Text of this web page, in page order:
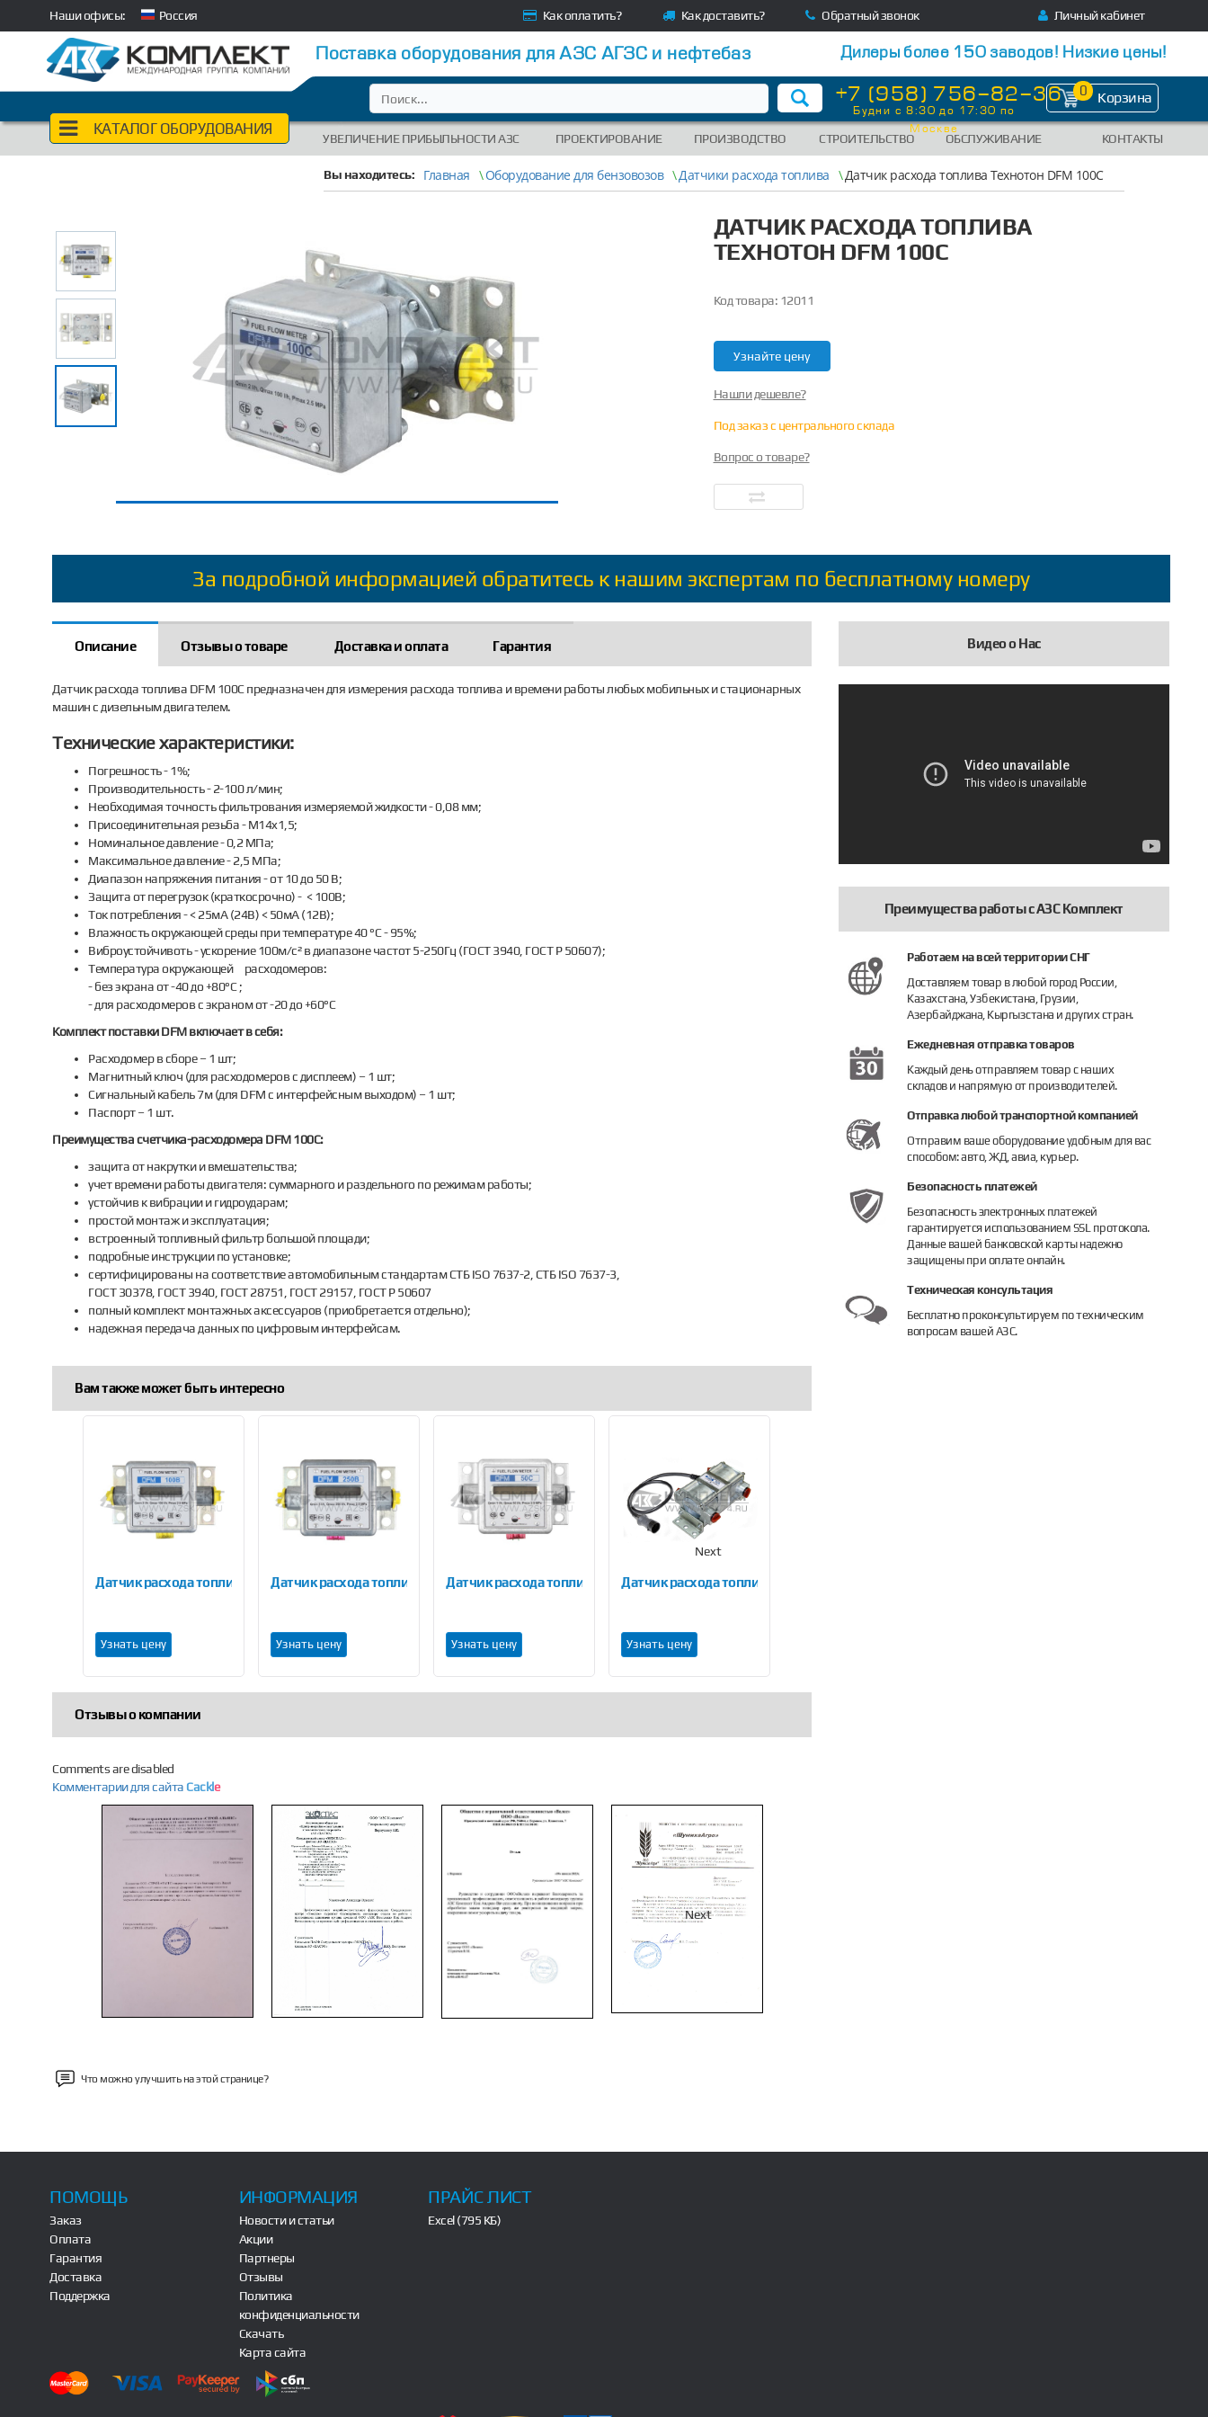
Наши офисы: Россия Как оплатить? Как доставить? Обратный звонок Личный кабинет
Поставка оборудования для АЗС АГЗС и нефтебаз Дилеры более 150 заводов! Низкие цены!
КАТАЛОГ ОБОРУДОВАНИЯ
+7 (958) 756-82-36
Будни с 8:30 до 17:30 по
Москве
0 Корзина
УВЕЛИЧЕНИЕ ПРИБЫЛЬНОСТИ АЗС ПРОЕКТИРОВАНИЕ ПРОИЗВОДСТВО СТРОИТЕЛЬСТВО ОБСЛУЖИВАНИЕ КОНТАКТЫ
Вы находитесь: Главная \Оборудование для бензовозов \Датчики расхода топлива \Датчик расхода топлива Технотон DFM 100C
ДАТЧИК РАСХОДА ТОПЛИВА
ТЕХНОТОН DFM 100C
Код товара: 12011
Узнайте цену
Нашли дешевле?
Под заказ с центрального склада
Вопрос о товаре?
За подробной информацией обратитесь к нашим экспертам по бесплатному номеру
Описание Отзывы о товаре Доставка и оплата Гарантия
Датчик расхода топлива DFM 100C предназначен для измерения расхода топлива и времени работы любых мобильных и стационарных
машин с дизельным двигателем.
Технические характеристики:
Погрешность - 1%;
Производительность - 2-100 л/мин;
Необходимая точность фильтрования измеряемой жидкости - 0,08 мм;
Присоединительная резьба - M14x1,5;
Номинальное давление - 0,2 МПа;
Максимальное давление - 2,5 МПа;
Диапазон напряжения питания - от 10 до 50 В;
Защита от перегрузок (краткосрочно) - < 100В;
Ток потребления - < 25мА (24В) < 50мА (12В);
Влажность окружающей среды при температуре 40 °С - 95%;
Виброустойчивоть - ускорение 100м/с² в диапазоне частот 5-250Гц (ГОСТ 3940, ГОСТ Р 50607);
Температура окружающей расходомеров:
- без экрана от -40 до +80°С ;
- для расходомеров с экраном от -20 до +60°С
Комплект поставки DFM включает в себя:
Расходомер в сборе – 1 шт;
Магнитный ключ (для расходомеров с дисплеем) – 1 шт;
Сигнальный кабель 7м (для DFM с интерфейсным выходом) – 1 шт;
Паспорт – 1 шт.
Преимущества счетчика-расходомера DFM 100С:
защита от накрутки и вмешательства;
учет времени работы двигателя: суммарного и раздельного по режимам работы;
устойчив к вибрации и гидроударам;
простой монтаж и эксплуатация;
встроенный топливный фильтр большой площади;
подробные инструкции по установке;
сертифицированы на соответствие автомобильным стандартам СТБ ISO 7637-2, СТБ ISO 7637-3,
ГОСТ 30378, ГОСТ 3940, ГОСТ 28751, ГОСТ 29157, ГОСТ Р 50607
полный комплект монтажных аксессуаров (приобретается отдельно);
надежная передача данных по цифровым интерфейсам.
Вам также может быть интересно
T1500LVL-C1-450
топлива Технотон DFM 90AP
Датчик расхода топлива Технотон DFM 100B
Узнать цену
Датчик расхода топлива Технотон DFM 250B
Узнать цену
Датчик расхода топлива Технотон DFM 50C
Узнать цену
Датчик расхода топлива Технотон DFM 100 CD
Узнать цену
Next
Отзывы о компании
Comments are disabled
Комментарии для сайта Cackle
Next
Видео о Нас
Преимущества работы с АЗС Комплект
Работаем на всей территории СНГ
Доставляем товар в любой город России,
Казахстана, Узбекистана, Грузии,
Азербайджана, Кыргызстана и других стран.
Ежедневная отправка товаров
Каждый день отправляем товар с наших
складов и напрямую от производителей.
Отправка любой транспортной компанией
Отправим ваше оборудование удобным для вас
способом: авто, ЖД, авиа, курьер.
Безопасность платежей
Безопасность электронных платежей
гарантируется использованием SSL протокола.
Данные вашей банковской карты надежно
защищены при оплате онлайн.
Техническая консультация
Бесплатно проконсультируем по техническим
вопросам вашей АЗС.
Что можно улучшить на этой странице?
ПОМОЩЬ
Заказ
Оплата
Гарантия
Доставка
Поддержка
ИНФОРМАЦИЯ
Новости и статьи
Акции
Партнеры
Отзывы
Политика
конфиденциальности
Скачать
Карта сайта
ПРАЙС ЛИСТ
Excel (795 КБ)